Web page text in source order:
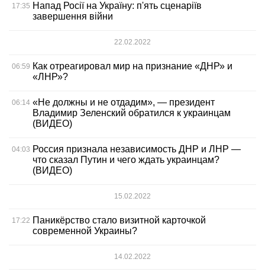
17:35 Напад Росії на Україну: п'ять сценаріїв
завершення війни
22.02.2022
06:59 Как отреагировал мир на признание «ДНР» и
«ЛНР»?
06:14 «Не должны и не отдадим», — президент
Владимир Зеленский обратился к украинцам
(ВИДЕО)
04:03 Россия признала независимость ДНР и ЛНР —
что сказал Путин и чего ждать украинцам?
(ВИДЕО)
15.02.2022
17:22 Паникёрство стало визитной карточкой
современной Украины?
14.02.2022